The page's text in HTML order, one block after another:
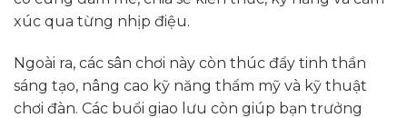
xúc qua từng nhịp điệu.
Ngoài ra, các sân chơi này còn thúc đẩy tinh thần
sáng tạo, nâng cao kỹ năng thẩm mỹ và kỹ thuật
chơi đàn. Các buổi giao lưu còn giúp bạn trưởng